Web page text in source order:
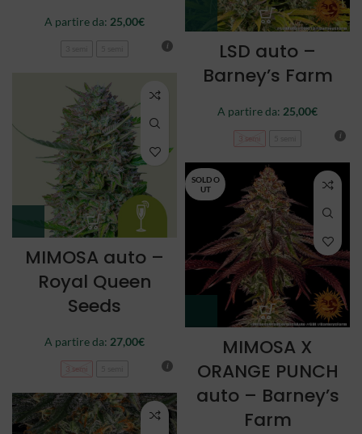
A partire da: 25,00€
LSD auto –
Barney’s Farm
A partire da: 25,00€
3 semi
MIMOSA auto –
Royal Queen
Seeds
A partire da: 27,00€
3 semi
SOLD O
UT
MIMOSA X
ORANGE PUNCH
auto – Barney’s
Farm